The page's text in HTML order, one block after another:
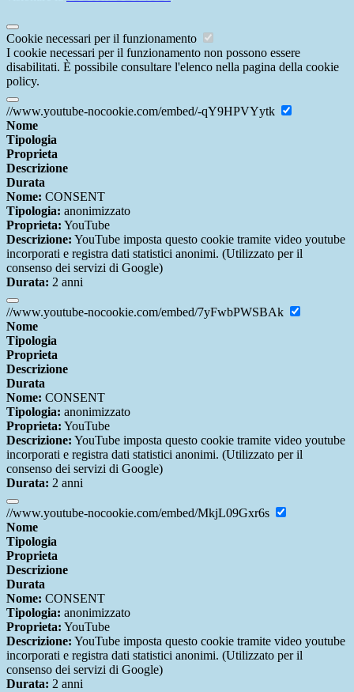
Cookie necessari per il funzionamento
I cookie necessari per il funzionamento non possono essere
disabilitati. È possibile consultare l'elenco nella pagina della cookie
policy.
//www.youtube-nocookie.com/embed/-qY9HPVYytk
Nome
Tipologia
Proprieta
Descrizione
Durata
Nome: CONSENT
Tipologia: anonimizzato
Proprieta: YouTube
Descrizione: YouTube imposta questo cookie tramite video youtube
incorporati e registra dati statistici anonimi. (Utilizzato per il
consenso dei servizi di Google)
Durata: 2 anni
//www.youtube-nocookie.com/embed/7yFwbPWSBAk
Nome
Tipologia
Proprieta
Descrizione
Durata
Nome: CONSENT
Tipologia: anonimizzato
Proprieta: YouTube
Descrizione: YouTube imposta questo cookie tramite video youtube
incorporati e registra dati statistici anonimi. (Utilizzato per il
consenso dei servizi di Google)
Durata: 2 anni
//www.youtube-nocookie.com/embed/MkjL09Gxr6s
Nome
Tipologia
Proprieta
Descrizione
Durata
Nome: CONSENT
Tipologia: anonimizzato
Proprieta: YouTube
Descrizione: YouTube imposta questo cookie tramite video youtube
incorporati e registra dati statistici anonimi. (Utilizzato per il
consenso dei servizi di Google)
Durata: 2 anni